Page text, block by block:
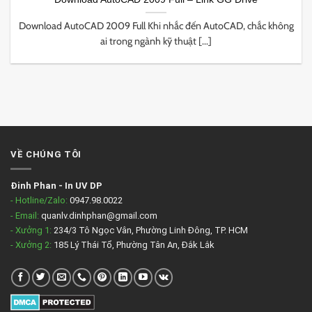
Download AutoCAD 2009 Full Khi nhắc đến AutoCAD, chắc không
ai trong ngành kỹ thuật [...]
VỀ CHÚNG TÔI
Đinh Phan - In UV DP
- Hotline/Zalo: 0947.98.0022
- Email: quanlv.dinhphan@gmail.com
- Xưởng 1: 234/3 Tô Ngọc Vân, Phường Linh Đông, TP. HCM
- Xưởng 2: 185 Lý Thái Tổ, Phường Tân An, Đắk Lắk